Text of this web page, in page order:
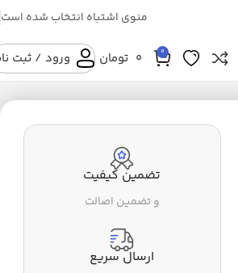
منوی اشتباه انتخاب شده است
0
0 تومان ورود / ثبت
تضمین کیفیت
و تضمین اصالت
ارسال سریع